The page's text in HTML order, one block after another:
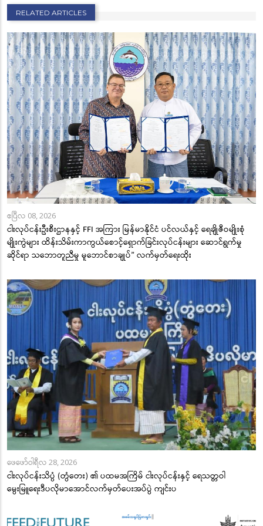
RELATED ARTICLES
ဧပြီလ 08, 2026
ငါးလုပ်ငန်းဦးစီးဌာနနှင့် FFI အကြား မြန်မာနိုင်ငံ ပင်လယ်နှင့် ရေချိုဇီဝမျိုးစုံ
မျိုးကွဲများ ထိန်းသိမ်းကာကွယ်စောင့်ရှောက်ခြင်းလုပ်ငန်းများ ဆောင်ရွက်မှု
ဆိုင်ရာ သဘောတူညီမှု မူဘောင်စာချုပ်” လက်မှတ်ရေးထိုး
ဖေဖော်ဝါရီလ 28, 2026
ငါးလုပ်ငန်းသိပ္ပံ (တွံတေး) ၏ ပထမအကြိမ် ငါးလုပ်ငန်းနှင့် ရေသတ္တဝါ
မွေးမြူရေးဒီပလိုမာအောင်လက်မှတ်ပေးအပ်ပွဲ ကျင်းပ